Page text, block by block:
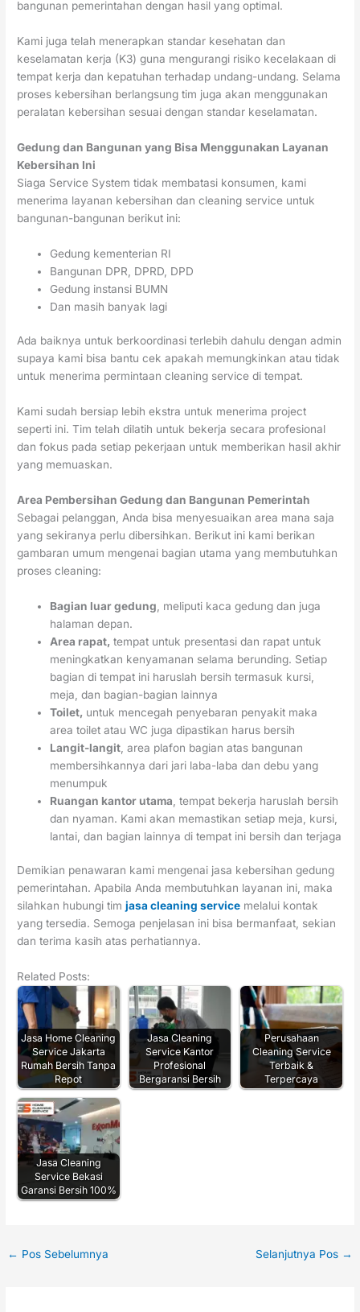
bangunan pemerintahan dengan hasil yang optimal.
Kami juga telah menerapkan standar kesehatan dan
keselamatan kerja (K3) guna mengurangi risiko kecelakaan di
tempat kerja dan kepatuhan terhadap undang-undang. Selama
proses kebersihan berlangsung tim juga akan menggunakan
peralatan kebersihan sesuai dengan standar keselamatan.
Gedung dan Bangunan yang Bisa Menggunakan Layanan
Kebersihan Ini
Siaga Service System tidak membatasi konsumen, kami
menerima layanan kebersihan dan cleaning service untuk
bangunan-bangunan berikut ini:
Gedung kementerian RI
Bangunan DPR, DPRD, DPD
Gedung instansi BUMN
Dan masih banyak lagi
Ada baiknya untuk berkoordinasi terlebih dahulu dengan admin
supaya kami bisa bantu cek apakah memungkinkan atau tidak
untuk menerima permintaan cleaning service di tempat.
Kami sudah bersiap lebih ekstra untuk menerima project
seperti ini. Tim telah dilatih untuk bekerja secara profesional
dan fokus pada setiap pekerjaan untuk memberikan hasil akhir
yang memuaskan.
Area Pembersihan Gedung dan Bangunan Pemerintah
Sebagai pelanggan, Anda bisa menyesuaikan area mana saja
yang sekiranya perlu dibersihkan. Berikut ini kami berikan
gambaran umum mengenai bagian utama yang membutuhkan
proses cleaning:
Bagian luar gedung , meliputi kaca gedung dan juga
halaman depan.
Area rapat,tempat untuk presentasi dan rapat untuk
meningkatkan kenyamanan selama berunding. Setiap
bagian di tempat ini haruslah bersih termasuk kursi,
meja, dan bagian-bagian lainnya
Toilet, untuk mencegah penyebaran penyakit maka
area toilet atau WC juga dipastikan harus bersih
Langit-langit , area plafon bagian atas bangunan
membersihkannya dari jari laba-laba dan debu yang
menumpuk
Ruangan kantor utama , tempat bekerja haruslah bersih
dan nyaman. Kami akan memastikan setiap meja, kursi,
lantai, dan bagian lainnya di tempat ini bersih dan terjaga
Demikian penawaran kami mengenai jasa kebersihan gedung
pemerintahan. Apabila Anda membutuhkan layanan ini, maka
silahkan hubungi timjasa cleaning service melalui kontak
yang tersedia. Semoga penjelasan ini bisa bermanfaat, sekian
dan terima kasih atas perhatiannya.
Related Posts:
Jasa Home Cleaning
Service Jakarta
Rumah Bersih Tanpa
Repot
Jasa Cleaning
Service Kantor
Profesional
Bergaransi Bersih
Perusahaan
Cleaning Service
Terbaik &
Terpercaya
Jasa Cleaning
Service Bekasi
Garansi Bersih 100%
← Pos Sebelumnya Selanjutnya Pos →